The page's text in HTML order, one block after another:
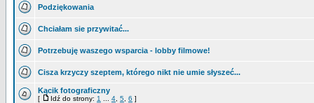
Podziękowania
Chciałam sie przywitać...
Potrzebuję waszego wsparcia - lobby filmowe!
Cisza krzyczy szeptem, którego nikt nie umie słyszeć...
Kącik fotograficzny
[ Idź do strony: 1 4 5 6 ]